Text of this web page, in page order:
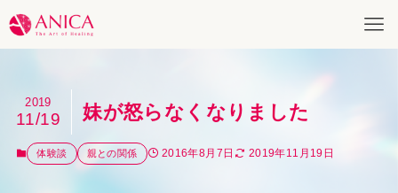
妹が怒らなくなりました
2019
11/19
体験談 親との関係 2016年8月7日 2019年11月19日